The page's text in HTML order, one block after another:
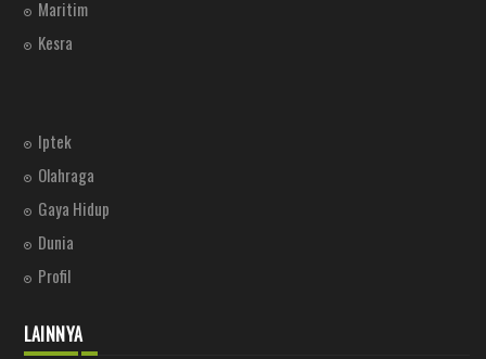
Maritim
Kesra
Iptek
Olahraga
Gaya Hidup
Dunia
Profil
LAINNYA